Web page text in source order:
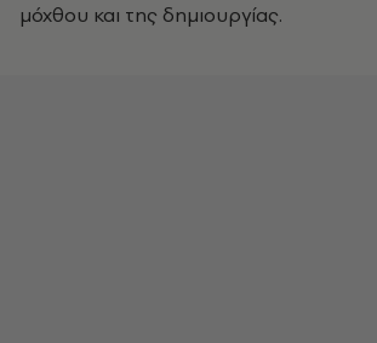
μόχθου και της δημιουργίας.